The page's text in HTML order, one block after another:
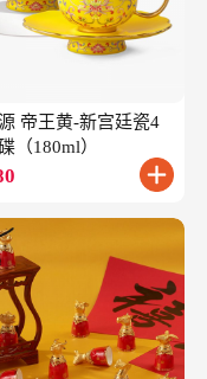
帝王黄-新宫廷瓷4
（180ml）